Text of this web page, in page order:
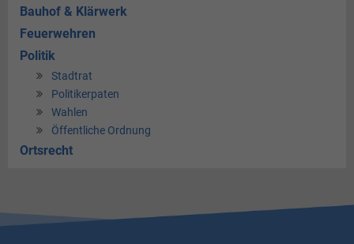
Bauhof & Klärwerk
Feuerwehren
Politik
Stadtrat
Politikerpaten
Wahlen
Öffentliche Ordnung
Ortsrecht